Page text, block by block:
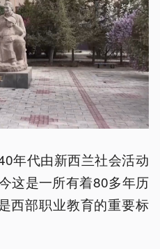
年代由新西兰社会活动
这是一所有着80多年历
西部职业教育的重要标